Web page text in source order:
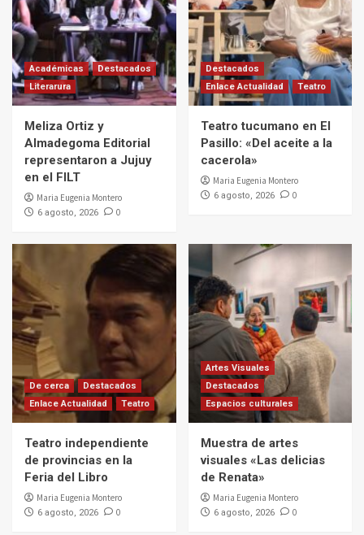
Académicas
Destacados
Literarura
Meliza Ortiz y
Almadegoma Editorial
representaron a Jujuy
en el FILT
Maria Eugenia Montero
6 agosto, 2026 0
Destacados
Enlace Actualidad
Teatro
Teatro tucumano en El
Pasillo: «Del aceite a la
cacerola»
Maria Eugenia Montero
6 agosto, 2026 0
De cerca
Destacados
Enlace Actualidad
Teatro
Teatro independiente
de provincias en la
Feria del Libro
Maria Eugenia Montero
6 agosto, 2026 0
Artes Visuales
Destacados
Espacios culturales
Muestra de artes
visuales «Las delicias
de Renata»
Maria Eugenia Montero
6 agosto, 2026 0